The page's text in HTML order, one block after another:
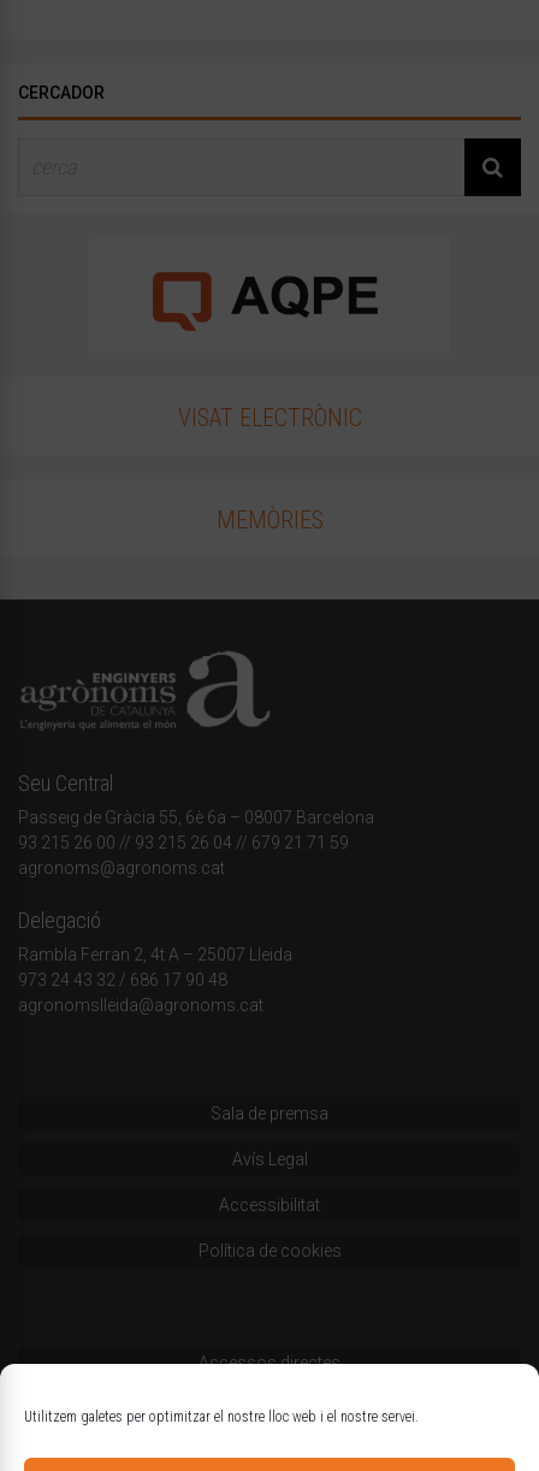
Utilitzem galetes per optimitzar el nostre lloc web i el nostre servei.
CERCADOR
VISAT ELECTRÒNIC
MEMÒRIES
Seu Central
Passeig de Gràcia 55, 6è 6a – 08007 Barcelona
93 215 26 00 // 93 215 26 04 // 679 21 71 59
agronoms@agronoms.cat
Delegació
Rambla Ferran 2, 4t A – 25007 Lleida
973 24 43 32 / 686 17 90 48
agronomslleida@agronoms.cat
Sala de premsa
Avís Legal
Accessibilitat
Política de cookies
Accessos directes
Codi deontològic
Estatuts